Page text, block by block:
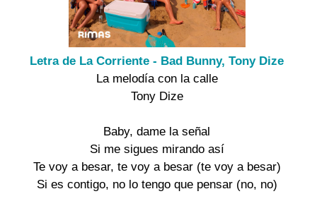
Letra de La Corriente - Bad Bunny, Tony Dize
La melodía con la calle
Tony Dize
Baby, dame la señal
Si me sigues mirando así
Te voy a besar, te voy a besar (te voy a besar)
Si es contigo, no lo tengo que pensar (no, no)